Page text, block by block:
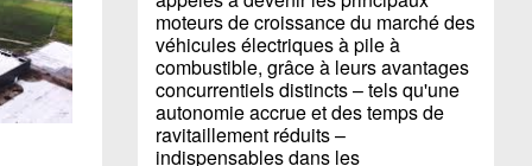
moteurs de croissance du marché des
véhicules électriques à pile à
combustible, grâce à leurs avantages
concurrentiels distincts – tels qu'une
autonomie accrue et des temps de
ravitaillement réduits –
indispensables dans les